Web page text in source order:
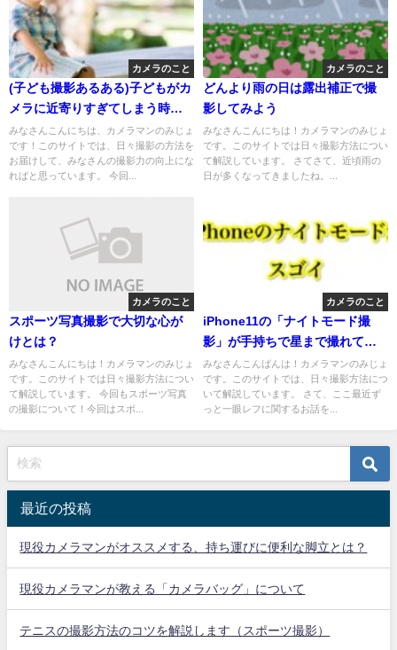
カメラのこと
(子ども撮影あるある)子どもがカ
メラに近寄りすぎてしまう時の
対処法！
みなさんこんにちは、カメラマンのみじょ
です！このサイトでは、日々撮影の方法を
お届けして、みなさんの撮影力の向上にな
ればと思っています。 今回...
カメラのこと
どんより雨の日は露出補正で撮
影してみよう
みなさんこんにちは！カメラマンのみじょ
です。このサイトでは日々撮影方法につい
て解説しています。 さてさて、近頃雨の
日が多くなってきましたね。...
カメラのこと
スポーツ写真撮影で大切な心が
けとは？
みなさんこんにちは！カメラマンのみじょ
です。このサイトでは日々撮影方法につい
て解説しています。 今回もスポーツ写真
の撮影について！今回はスポ...
カメラのこと
iPhone11の「ナイトモード撮
影」が手持ちで星まで撮れてす
ごすぎる
みなさんこんばんは！カメラマンのみじょ
です。このサイトでは、日々撮影方法につ
いて解説しています。 さて、ここ最近ず
っと一眼レフに関するお話を...
最近の投稿
現役カメラマンがオススメする、持ち運びに便利な脚立とは？
現役カメラマンが教える「カメラバッグ」について
テニスの撮影方法のコツを解説します（スポーツ撮影）